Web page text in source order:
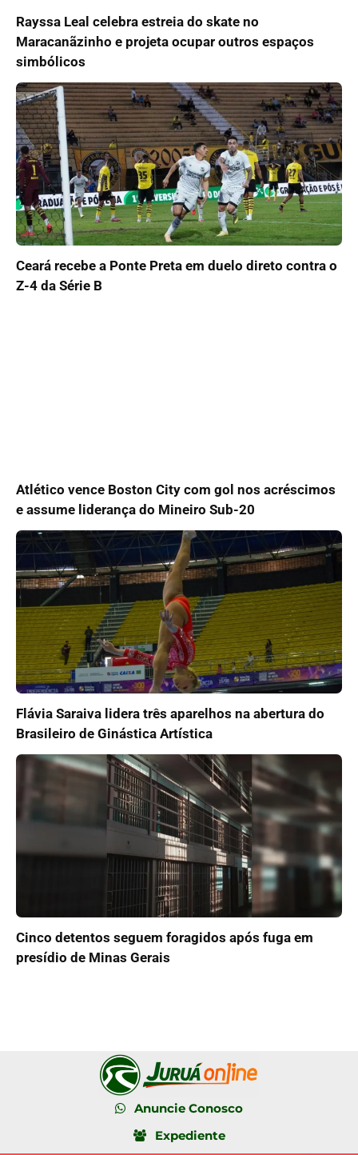
Rayssa Leal celebra estreia do skate no
Maracanãzinho e projeta ocupar outros espaços
simbólicos
Ceará recebe a Ponte Preta em duelo direto contra o
Z-4 da Série B
Atlético vence Boston City com gol nos acréscimos
e assume liderança do Mineiro Sub-20
Flávia Saraiva lidera três aparelhos na abertura do
Brasileiro de Ginástica Artística
Cinco detentos seguem foragidos após fuga em
presídio de Minas Gerais
Anuncie Conosco
Expediente